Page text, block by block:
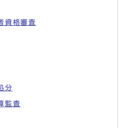
資格審査
分
監査